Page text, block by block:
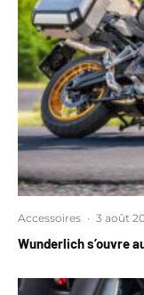
Accessoires · 3 août
Wunderlich s’ouvre